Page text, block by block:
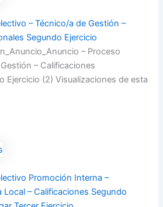
– Técnico/a de Gestión –
Segundo Ejercicio
– Proceso
– Calificaciones
Ejercicio (2) Visualizaciones de esta
Promoción Interna –
Local – Calificaciones Segundo